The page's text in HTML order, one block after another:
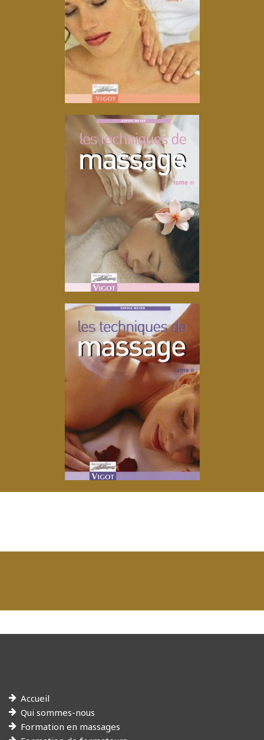
Accueil
Qui sommes-nous
Formation en massages